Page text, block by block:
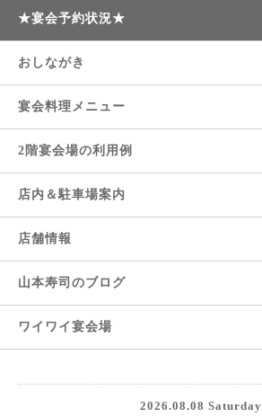
★宴会予約状況★
おしながき
宴会料理メニュー
2階宴会場の利用例
店内＆駐車場案内
店舗情報
山本寿司のブログ
ワイワイ宴会場
2026.08.08 Saturday